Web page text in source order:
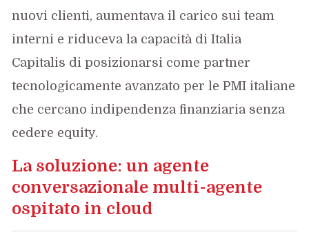
nuovi clienti, aumentava il carico sui team
interni e riduceva la capacità di Italia
Capitalis di posizionarsi come partner
tecnologicamente avanzato per le PMI italiane
che cercano indipendenza finanziaria senza
cedere equity.
La soluzione: un agente
conversazionale multi-agente
ospitato in cloud